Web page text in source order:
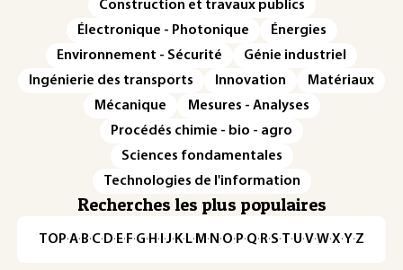
Construction et travaux publics
Électronique - Photonique
Énergies
Environnement - Sécurité
Génie industriel
Ingénierie des transports
Innovation
Matériaux
Mécanique
Mesures - Analyses
Procédés chimie - bio - agro
Sciences fondamentales
Technologies de l'information
Recherches les plus populaires
TOP·A·B·C· D· E· F·G· H · ·J· K· L· M · N ·O· P·Q· R·S·T·U·V·W·X·Y·Z